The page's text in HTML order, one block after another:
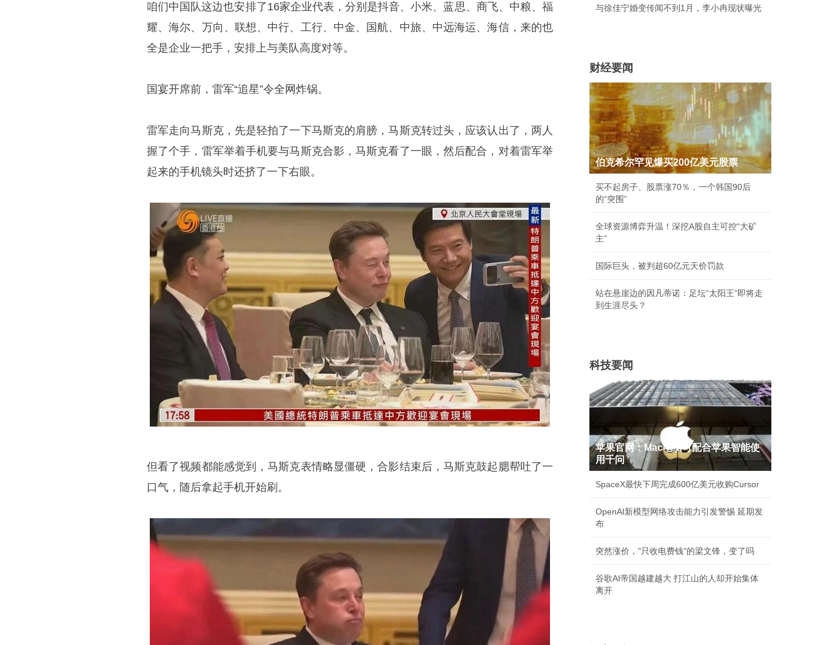
咱们中国队这边也安排了16家企业代表，分别是抖音、小米、蓝思、商飞、中粮、福
耀、海尔、万向、联想、中行、工行、中金、国航、中旅、中远海运、海信，来的也
全是企业一把手，安排上与美队高度对等。
国宴开席前，雷军“追星”令全网炸锅。
雷军走向马斯克，先是轻拍了一下马斯克的肩膀，马斯克转过头，应该认出了，两人
握了个手，雷军举着手机要与马斯克合影，马斯克看了一眼，然后配合，对着雷军举
起来的手机镜头时还挤了一下右眼。
但看了视频都能感觉到，马斯克表情略显僵硬，合影结束后，马斯克鼓起腮帮吐了一
口气，随后拿起手机开始刷。
与徐佳宁婚变传闻不到1月，李小冉现状曝光
财经要闻
伯克希尔罕见爆买200亿美元股票
买不起房子、股票涨70％，一个韩国90后
的“突围”
全球资源博弈升温！深挖A股自主可控“大矿
主”
国际巨头，被判超60亿元天价罚款
站在悬崖边的因凡蒂诺：足坛“太阳王”即将走
到生涯尽头？
科技要闻
苹果官网：Mac电脑可配合苹果智能使
用千问
SpaceX最快下周完成600亿美元收购Cursor
OpenAI新模型网络攻击能力引发警惕 延期发
布
突然涨价，"只收电费钱"的梁文锋，变了吗
谷歌AI帝国越建越大 打江山的人却开始集体
离开